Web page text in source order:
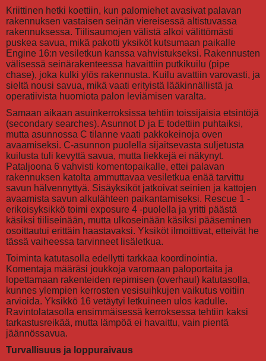
Kriittinen hetki koettiin, kun palomiehet avasivat palavan
rakennuksen vastaisen seinän viereisessä altistuvassa
rakennuksessa. Tiilisaumojen välistä alkoi välittömästi
puskea savua, mikä pakotti yksiköt kutsumaan paikalle
Engine 16:n vesiletkun kanssa vahvistukseksi. Rakennusten
välisessä seinärakenteessa havaittiin putkikuilu (pipe
chase), joka kulki ylös rakennusta. Kuilu avattiin varovasti, ja
sieltä nousi savua, mikä vaati erityistä lääkinnällistä ja
operatiivista huomiota palon leviämisen varalta.
Samaan aikaan asuinkerroksissa tehtiin toissijaisia etsintöjä
(secondary searches). Asunnot D ja E todettiin puhtaiksi,
mutta asunnossa C tilanne vaati pakkokeinoja oven
avaamiseksi. C-asunnon puolella sijaitsevasta suljetusta
kuilusta tuli kevyttä savua, mutta liekkejä ei näkynyt.
Pataljoona 6 vahvisti komentopaikalle, ettei palavan
rakennuksen katolta ammuttavaa vesiletkua enää tarvittu
savun hälvennyttyä. Sisäyksiköt jatkoivat seinien ja kattojen
avaamista savun alkulähteen paikantamiseksi. Rescue 1 -
erikoisyksikkö toimi exposure 4 -puolella ja yritti päästä
käsiksi tiiliseinään, mutta ulkoseinään käsiksi pääseminen
osoittautui erittäin haastavaksi. Yksiköt ilmoittivat, etteivät he
tässä vaiheessa tarvinneet lisäletkua.
Toiminta katutasolla edellytti tarkkaa koordinointia.
Komentaja määräsi joukkoja varomaan paloportaita ja
lopettamaan rakenteiden repimisen (overhaul) katutasolla,
kunnes ylempien kerrosten vesisuihkujen vaikutus voitiin
arvioida. Yksikkö 16 vetäytyi letkuineen ulos kadulle.
Ravintolatasolla ensimmäisessä kerroksessa tehtiin kaksi
tarkastusreikää, mutta lämpöä ei havaittu, vain pientä
jäännössavua.
Turvallisuus ja loppuraivaus